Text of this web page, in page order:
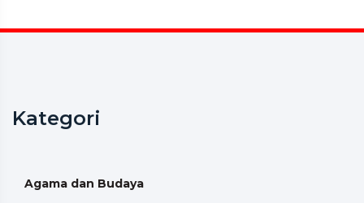
Kategori
Agama dan Budaya